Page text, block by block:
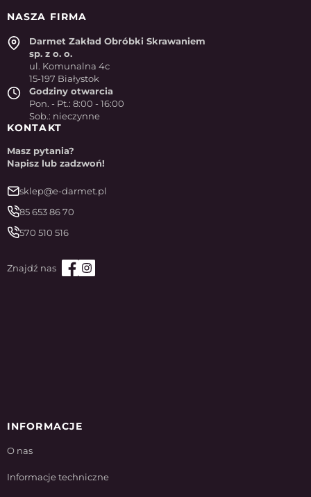
NASZA FIRMA
Darmet Zakład Obróbki Skrawaniem
sp. z o. o.
ul. Komunalna 4c
15-197 Białystok
Godziny otwarcia
Pon. - Pt.: 8:00 - 16:00
Sob.: nieczynne
KONTAKT
Masz pytania?
Napisz lub zadzwoń!
sklep@e-darmet.pl
85 653 86 70
570 510 516
INFORMACJE
O nas
Informacje techniczne